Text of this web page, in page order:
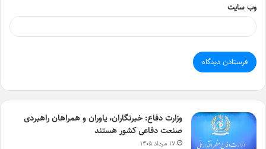
وب‌ سایت
وزارت دفاع: خبرنگاران، یاوران و همراهان راهبردی
صنعت دفاعی کشور هستند
۱۷ مرداد ۱۴۰۵